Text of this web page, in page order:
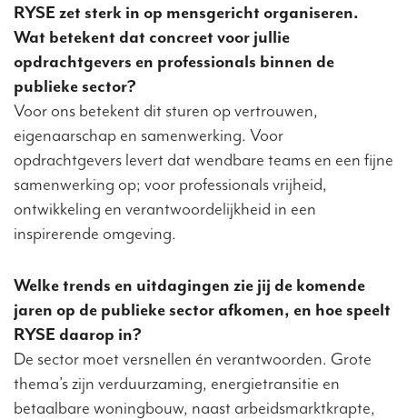
RYSE zet sterk in op mensgericht organiseren.
Wat betekent dat concreet voor jullie
opdrachtgevers en professionals binnen de
publieke sector?
Voor ons betekent dit sturen op vertrouwen,
eigenaarschap en samenwerking. Voor
opdrachtgevers levert dat wendbare teams en een fijne
samenwerking op; voor professionals vrijheid,
ontwikkeling en verantwoordelijkheid in een
inspirerende omgeving.
Welke trends en uitdagingen zie jij de komende
jaren op de publieke sector afkomen, en hoe speelt
RYSE daarop in?
De sector moet versnellen én verantwoorden. Grote
thema’s zijn verduurzaming, energietransitie en
betaalbare woningbouw, naast arbeidsmarktkrapte,